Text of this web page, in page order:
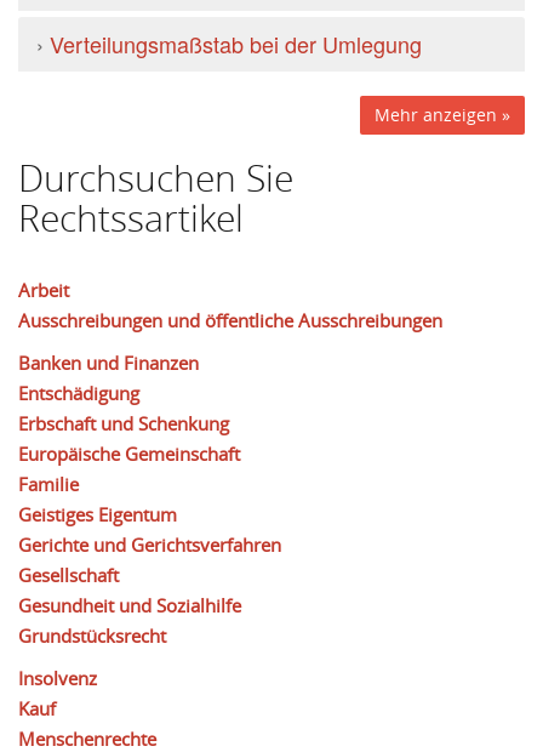
› Verteilungsmaßstab bei der Umlegung
Mehr anzeigen »
Durchsuchen Sie
Rechtssartikel
Arbeit
Ausschreibungen und öffentliche Ausschreibungen
Banken und Finanzen
Entschädigung
Erbschaft und Schenkung
Europäische Gemeinschaft
Familie
Geistiges Eigentum
Gerichte und Gerichtsverfahren
Gesellschaft
Gesundheit und Sozialhilfe
Grundstücksrecht
Insolvenz
Kauf
Menschenrechte